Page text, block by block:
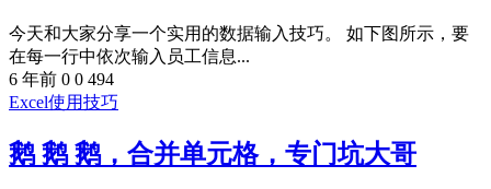
今天和大家分享一个实用的数据输入技巧。 如下图所示，要
在每一行中依次输入员工信息...
6 年前 0 0 494
Excel使用技巧
鹅 鹅 鹅，合并单元格，专门坑大哥